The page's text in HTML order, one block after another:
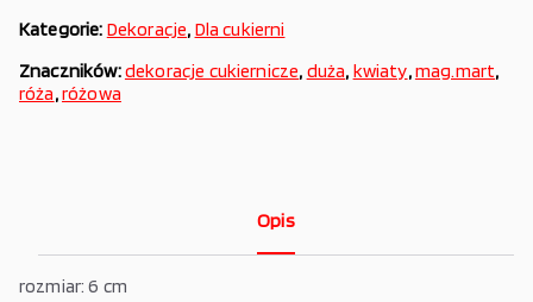
Kategorie: Dekoracje, Dla cukierni
Znaczników:dekoracje cukiernicze, duża, kwiaty,mag.mart,
róża,różowa
Opis
rozmiar: 6 cm